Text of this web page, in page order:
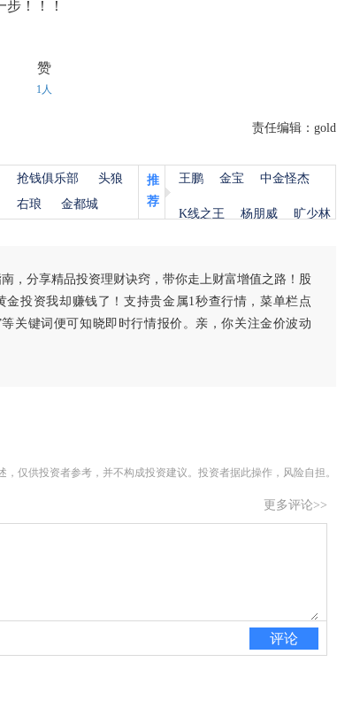
！！！
赞
1人
责任编辑：gold
抢钱俱乐部
头狼
右琅 金都城
推
荐
王鹏 金宝 中金怪杰
K线之王 杨朋威 旷少林
，分享精品投资理财诀窍，带你走上财富增值之路！股
金投资我却赚钱了！支持贵金属1秒查行情，菜单栏点
等关键词便可知晓即时行情报价。亲，你关注金价波动
仅供投资者参考，并不构成投资建议。投资者据此操作，风险自担。
更多评论>>
评论